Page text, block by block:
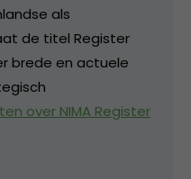
als
de titel Register
brede en actuele
over NIMA Register